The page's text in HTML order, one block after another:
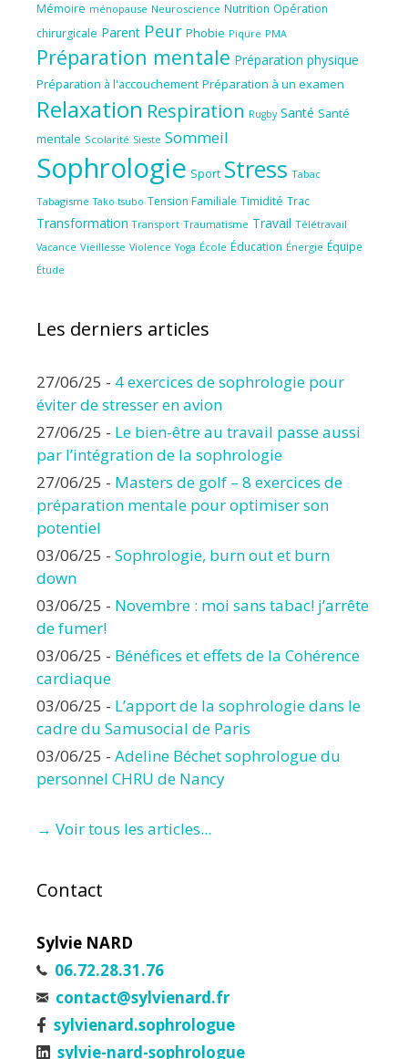
Mémoire ménopause Neuroscience Nutrition Opération
chirurgicale Parent Peur Phobie Piqure PMA
Préparation mentale Préparation physique
Préparation à l'accouchement Préparation à un examen
Relaxation Respiration Rugby Santé Santé
mentale Scolarité Sieste Sommeil
Sophrologie Sport Stress Tabac
Tabagisme Tako tsubo Tension Familiale Timidité Trac
Transformation Transport Traumatisme Travail Télétravail
Vacance Vieillesse Violence Yoga École Éducation Énergie Équipe
Étude
Les derniers articles
27/06/25 - 4 exercices de sophrologie pour
éviter de stresser en avion
27/06/25 - Le bien-être au travail passe aussi
par l’intégration de la sophrologie
27/06/25 - Masters de golf – 8 exercices de
préparation mentale pour optimiser son
potentiel
03/06/25 - Sophrologie, burn out et burn
down
03/06/25 - Novembre : moi sans tabac! j’arrête
de fumer!
03/06/25 - Bénéfices et effets de la Cohérence
cardiaque
03/06/25 - L’apport de la sophrologie dans le
cadre du Samusocial de Paris
03/06/25 - Adeline Béchet sophrologue du
personnel CHRU de Nancy
→ Voir tous les articles...
Contact
Sylvie NARD
06.72.28.31.76
contact@sylvienard.fr
sylvienard.sophrologue
sylvie-nard-sophrologue